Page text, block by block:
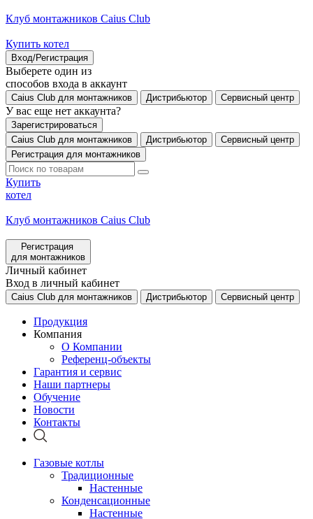
Клуб монтажников Caius Club
Купить котел
Вход/Регистрация
Выберете один из
способов входа в аккаунт
Caius Club для монтажников Дистрибьютор Сервисный центр
У вас еще нет аккаунта?
Зарегистрироваться
Caius Club для монтажников
Дистрибьютор
Сервисный центр
Регистрация для монтажников
Купить
котел
Клуб монтажников Caius Club
Регистрация
для монтажников
Личный кабинет
Вход в личный кабинет
Caius Club для монтажников Дистрибьютор Сервисный центр
Продукция
Компания
О Компании
Референц-объекты
Гарантия и сервис
Наши партнеры
Обучение
Новости
Контакты
Газовые котлы
Традиционные
Настенные
Конденсационные
Настенные